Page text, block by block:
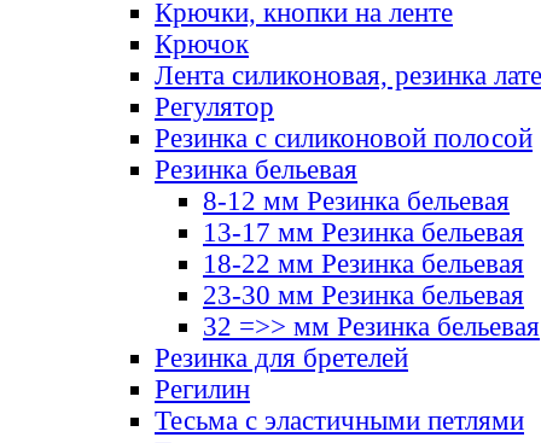
Крючки, кнопки на ленте
Крючок
Лента силиконовая, резинка
Регулятор
Резинка с силиконовой полосой
Резинка бельевая
8-12 мм Резинка бельевая
13-17 мм Резинка бельевая
18-22 мм Резинка бельевая
23-30 мм Резинка бельевая
32 =>> мм Резинка бельевая
Резинка для бретелей
Регилин
Тесьма с эластичными петлями